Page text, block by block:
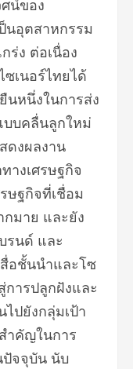
น์ของ
นอุตสาหกรรม
ร่ง ต่อเนื่อง
เนอร์ไทยได้
นหนึ่งในการส่ง
บบคลื่นลูกใหม่
ดงผลงาน
างเศรษฐกิจ
ษฐกิจที่เชื่อม
มาย และยัง
รนด์ และ
อชั้นนำและโซ
การปลูกฝังและ
ปยังกลุ่มเป้า
ำคัญในการ
ปัจจุบัน นับ